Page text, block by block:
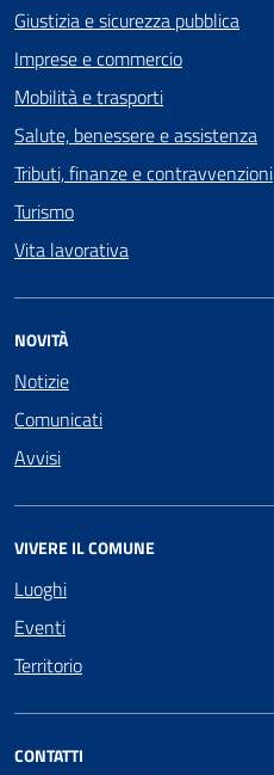
Giustizia e sicurezza pubblica
Imprese e commercio
Mobilità e trasporti
Salute, benessere e assistenza
Tributi, finanze e contravvenzioni
Turismo
Vita lavorativa
NOVITÀ
Notizie
Comunicati
Avvisi
VIVERE IL COMUNE
Luoghi
Eventi
Territorio
CONTATTI